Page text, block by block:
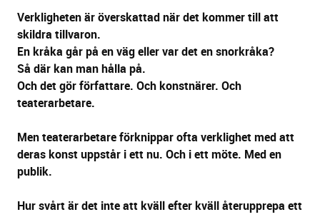
Verkligheten är överskattad när det kommer till att
skildra tillvaron.
En kråka går på en väg eller var det en snorkråka?
Så där kan man hålla på.
Och det gör författare. Och konstnärer. Och
teaterarbetare.
Men teaterarbetare förknippar ofta verklighet med att
deras konst uppstår i ett nu. Och i ett möte. Med en
publik.
Hur svårt är det inte att kväll efter kväll återupprepa ett